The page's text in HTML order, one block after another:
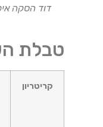
דוד הסקה איכותי
טבלת
דוד
לבית